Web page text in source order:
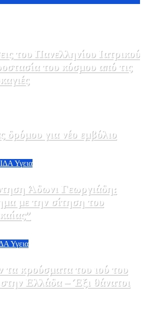
του Πανελληνίου Ιατρικού
του κόσμου από τις
για νέο εμβόλιο
Υγεια
Άδωνι Γεωργιάδη:
με την σίτηση του
Υγεια
τα κρούσματα του ιού του
Ελλάδα – Έξι θάνατοι